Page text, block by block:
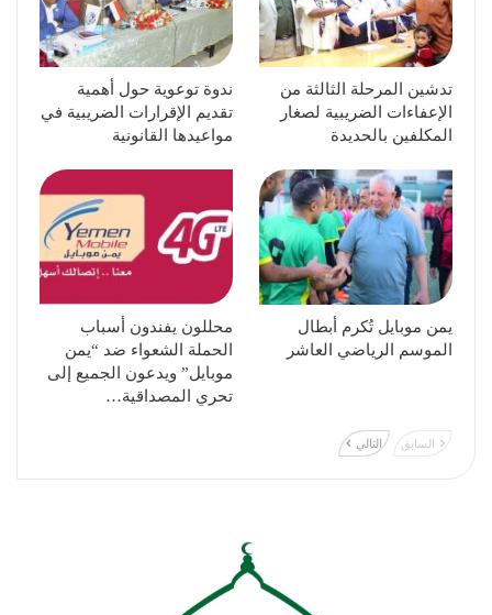
تدشين المرحلة الثالثة من
الإعفاءات الضريبية لصغار
المكلفين بالحديدة
ندوة توعوية حول أهمية
تقديم الإقرارات الضريبية في
مواعيدها القانونية
يمن موبايل تُكرم أبطال
الموسم الرياضي العاشر
محللون يفندون أسباب
الحملة الشعواء ضد “يمن
موبايل” ويدعون الجميع إلى
تحري المصداقية…
السابق التالي